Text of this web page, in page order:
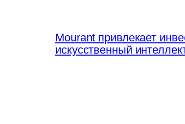
Mourant привлекает
искусственный